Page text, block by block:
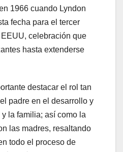
1966 cuando Lyndon
fecha para el tercer
celebración que
hasta extenderse
destacar el rol tan
padre en el desarrollo y
la familia; así como la
las madres, resaltando
todo el proceso de